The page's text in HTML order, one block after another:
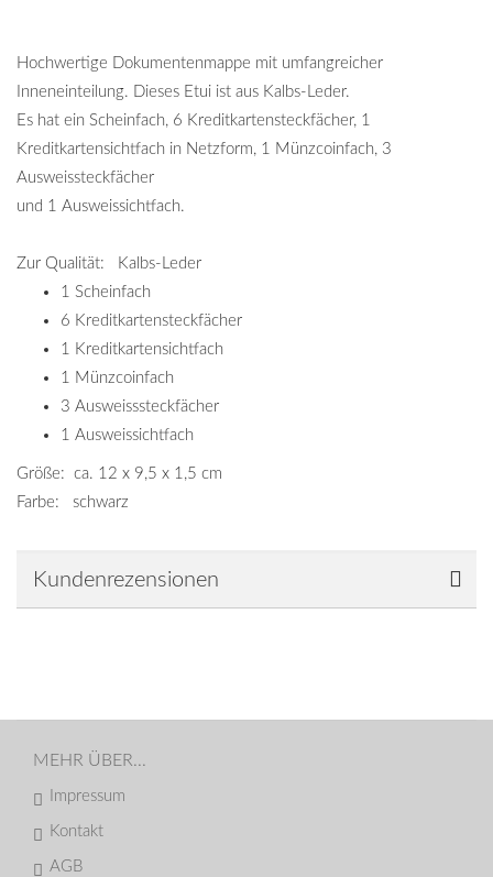
Hochwertige Dokumentenmappe mit umfangreicher
Inneneinteilung. Dieses Etui ist aus Kalbs-Leder.
Es hat ein Scheinfach, 6 Kreditkartensteckfächer, 1
Kreditkartensichtfach in Netzform, 1 Münzcoinfach, 3
Ausweissteckfächer
und 1 Ausweissichtfach.
Zur Qualität: Kalbs-Leder
1 Scheinfach
6 Kreditkartensteckfächer
1 Kreditkartensichtfach
1 Münzcoinfach
3 Ausweisssteckfächer
1 Ausweissichtfach
Größe: ca. 12 x 9,5 x 1,5 cm
Farbe: schwarz
Kundenrezensionen
MEHR ÜBER...
Impressum
Kontakt
AGB